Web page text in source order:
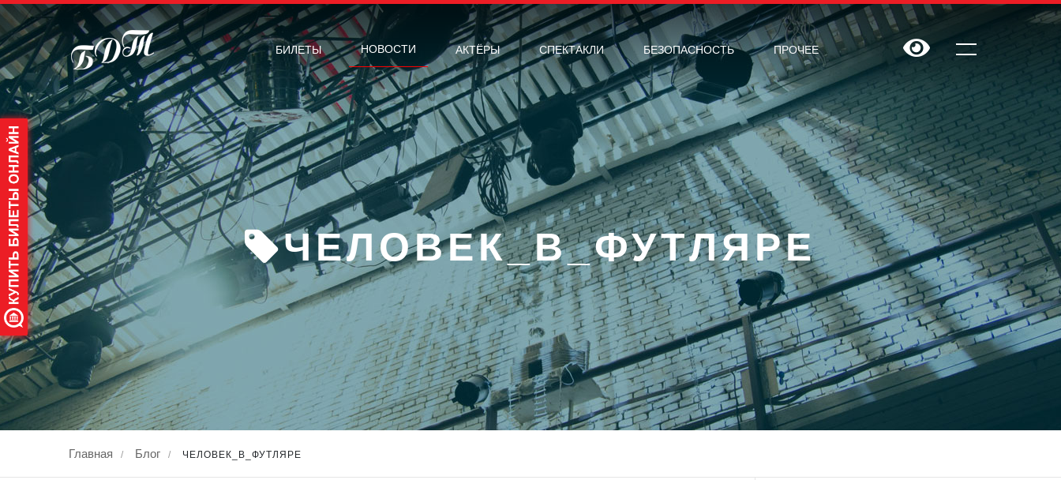
БИЛЕТЫ НОВОСТИ АКТЁРЫ CПЕКТАКЛИ БЕЗОПАСНОСТЬ ПРОЧЕЕ
ЧЕЛОВЕК_В_ФУТЛЯРЕ
Главная / Блог / ЧЕЛОВЕК_В_ФУТЛЯРЕ